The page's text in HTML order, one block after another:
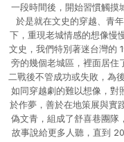
一段時間後，開始習慣觸摸
於是就在文史的穿越、青
下，重現老城情感的想像慢
文史，我們特別著迷台灣的
旁的幾個老城區，裡面居住
二戰後不管成功或失敗，為
如同穿越劇的難以想像，對
於作夢，善於在地策展與實
偽文青，組成了舒喜巷團隊
故事說給更多人聽，直到